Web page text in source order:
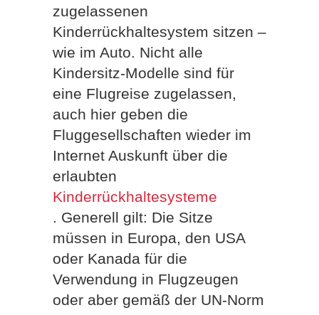
zugelassenen
Kinderrückhaltesystem sitzen –
wie im Auto. Nicht alle
Kindersitz-Modelle sind für
eine Flugreise zugelassen,
auch hier geben die
Fluggesellschaften wieder im
Internet Auskunft über die
erlaubten
Kinderrückhaltesysteme
. Generell gilt: Die Sitze
müssen in Europa, den USA
oder Kanada für die
Verwendung in Flugzeugen
oder aber gemäß der UN-Norm